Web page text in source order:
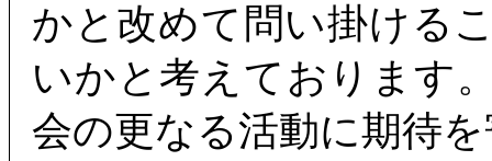
かと改めて問い掛ける
いかと考えております
会の更なる活動に期待